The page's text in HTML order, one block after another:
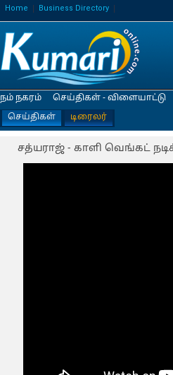
Home Business Directory
நம் நகரம் செய்திகள் - விளையாட்டு
செய்திகள்
டிரைலர்
சத்யராஜ் - காளி வெங்கட்